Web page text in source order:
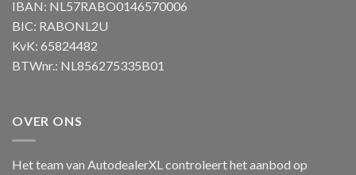
IBAN: NL57RABO0146570006
BIC: RABONL2U
KvK: 65824482
BTWnr.: NL856275335B01
OVER ONS
Het team van AutodealerXL controleert het aanbod op